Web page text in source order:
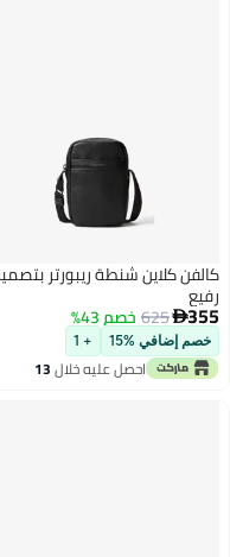
كالفن كلاين شنطة ريبورتر بتصميم
رفيع
355
625خصم 43%
خصم إضافي %15 + 1
احصل عليه خلال13
اغسطس